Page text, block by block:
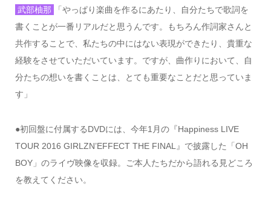
武部柚那
「やっぱり楽曲を作るにあたり、自分たちで歌詞を
書くことが一番リアルだと思うんです。もちろん作詞家さんと
共作することで、私たちの中にはない表現ができたり、貴重な
経験をさせていただいています。ですが、曲作りにおいて、自
分たちの想いを書くことは、とても重要なことだと思っていま
す」
●初回盤に付属するDVDには、今年1 月の『Happiness LIVE
TOUR 2016 GIRLZN’EFFECT THE FINAL 』で披露した「 OH
BOY」のライヴ映像を収録。ご本人たちだから語れる見どころ
を教えてください。